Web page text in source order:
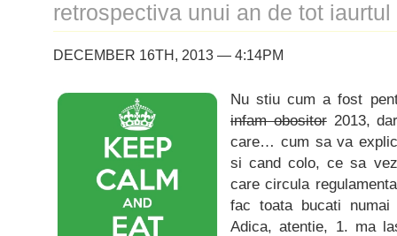
retrospectiva unui an de tot iaurtul
DECEMBER 16TH, 2013 — 4:14PM
Nu stiu cum a fost
infam obositor2013,
care… cum sa va
si cand colo, ce sa
care circula
fac toata bucati
Adica, atentie, 1. ma